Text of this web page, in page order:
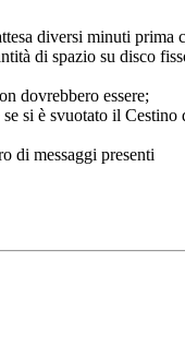
diversi minuti
di spazio su disco
dovrebbero essere;
si è svuotato il
di messaggi presenti